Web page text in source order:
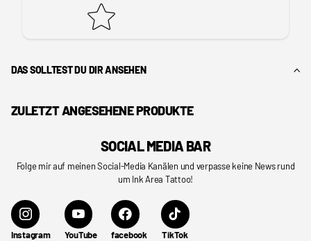
DAS SOLLTEST DU DIR ANSEHEN
ZULETZT ANGESEHENE PRODUKTE
SOCIAL MEDIA BAR
Folge mir auf meinen Social-Media Kanälen und verpasse keine News rund
um Ink Area Tattoo!
Instagram YouTube facebook TikTok